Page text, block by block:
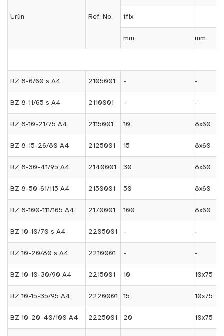
Ürün Ref. No. tfix
mm mm
BZ 8-6/60 s A4 2105001 - -
BZ 8-11/65 s A4 2110001 - -
BZ 8-10-21/75 A4 2115001 10 8x60
BZ 8-15-26/80 A4 2125001 15 8x60
BZ 8-30-41/95 A4 2140001 30 8x60
BZ 8-50-61/115 A4 2150001 50 8x60
BZ 8-100-111/165 A4 2170001 100 8x60
BZ 10-10/70 s A4 2205001 - -
BZ 10-20/80 s A4 2210001 - -
BZ 10-10-30/90 A4 2215001 10 10x75
BZ 10-15-35/95 A4 2220001 15 10x75
BZ 10-20-40/100 A4 2225001 20 10x75